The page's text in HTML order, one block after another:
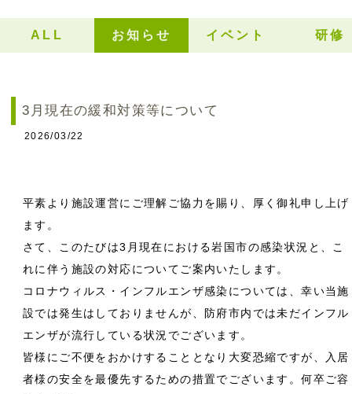
ALL お知らせ イベント 研修
3月現在の緩和対策等について
2026/03/22
平素より施設運営にご理解ご協力を賜り、厚く御礼申し上げ
ます。
さて、このたびは3月現在における岩国市の感染状況と、こ
れに伴う施設の対応についてご案内いたします。
コロナウィルス・インフルエンザ感染については、幸い当施
設では発生はしておりませんが、防府市内では未だインフル
エンザが流行している状況でございます。
皆様にご不便をおかけすることとなり大変恐縮ですが、入居
者様の安全を最優先するための措置でございます。何卒ご容